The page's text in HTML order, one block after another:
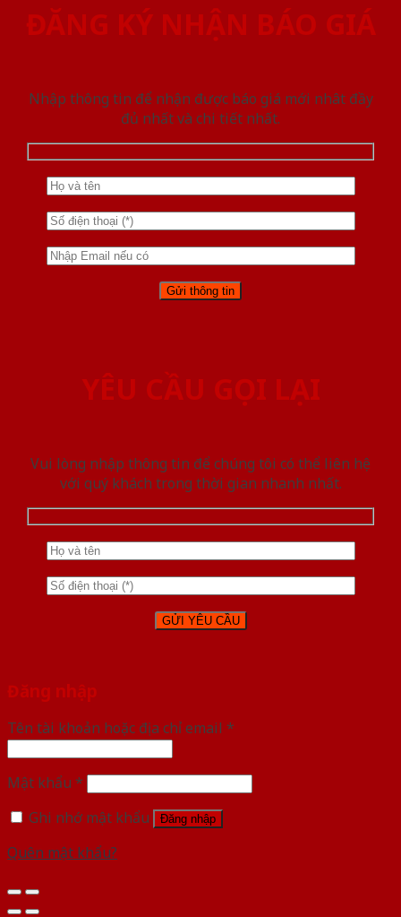
ĐĂNG KÝ NHẬN BÁO GIÁ
Nhập thông tin để nhận được báo giá mới nhât đầy
đủ nhất và chi tiết nhất.
YÊU CẦU GỌI LẠI
Vui lòng nhập thông tin để chúng tôi có thể liên hệ
với quý khách trong thời gian nhanh nhất.
Đăng nhập
Tên tài khoản hoặc địa chỉ email *
Mật khẩu *
Ghi nhớ mật khẩu
Đăng nhập
Quên mật khẩu?